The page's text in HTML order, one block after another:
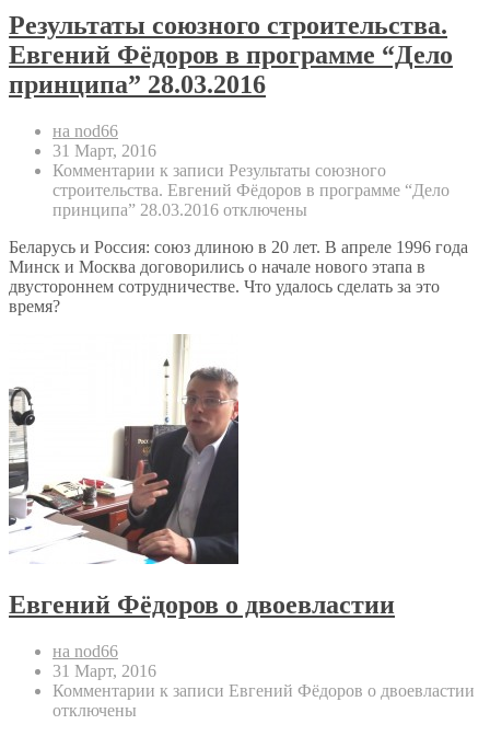
Результаты союзного строительства.
Евгений Фёдоров в программе “Дело
принципа” 28.03.2016
на nod66
31 Март, 2016
Комментарии к записи Результаты союзного
строительства. Евгений Фёдоров в программе “Дело
принципа” 28.03.2016 отключены
Беларусь и Россия: союз длиною в 20 лет. В апреле 1996 года
Минск и Москва договорились о начале нового этапа в
двустороннем сотрудничестве. Что удалось сделать за это
время?
Евгений Фёдоров о двоевластии
на nod66
31 Март, 2016
Комментарии к записи Евгений Фёдоров о двоевластии
отключены